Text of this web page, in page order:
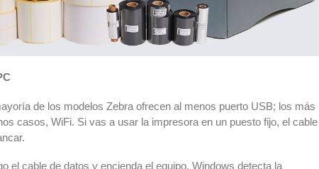
de los modelos Zebra ofrecen al menos puerto USB; los más
casos, WiFi. Si vas a usar la impresora en un puesto fijo, el cable
el cable de datos y encienda el equipo. Windows detecta la